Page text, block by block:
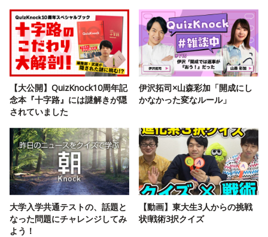
【大公開】QuizKnock10周年記
念本『十字路』には謎解きが隠
されていました
伊沢拓司×山森彩加「開成にし
かなかった変なルール」
大学入学共通テストの、話題と
なった問題にチャレンジしてみ
よう！
【動画】東大生3人からの挑戦
状!戦術3択クイズ